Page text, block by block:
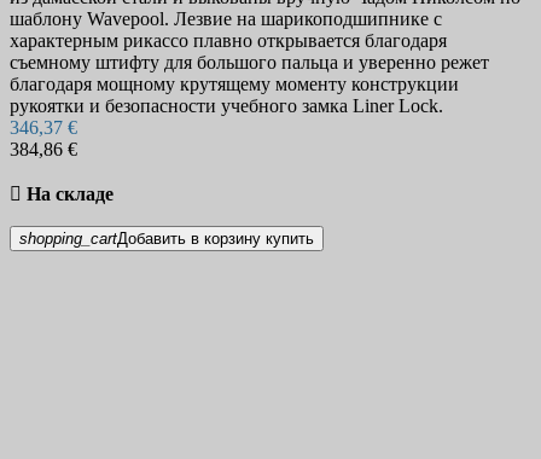
шаблону Wavepool. Лезвие на шарикоподшипнике с
характерным рикассо плавно открывается благодаря
съемному штифту для большого пальца и уверенно режет
благодаря мощному крутящему моменту конструкции
рукоятки и безопасности учебного замка Liner Lock.
346,37 €
384,86 €
 На складе
shopping_cartДобавить в корзину купить